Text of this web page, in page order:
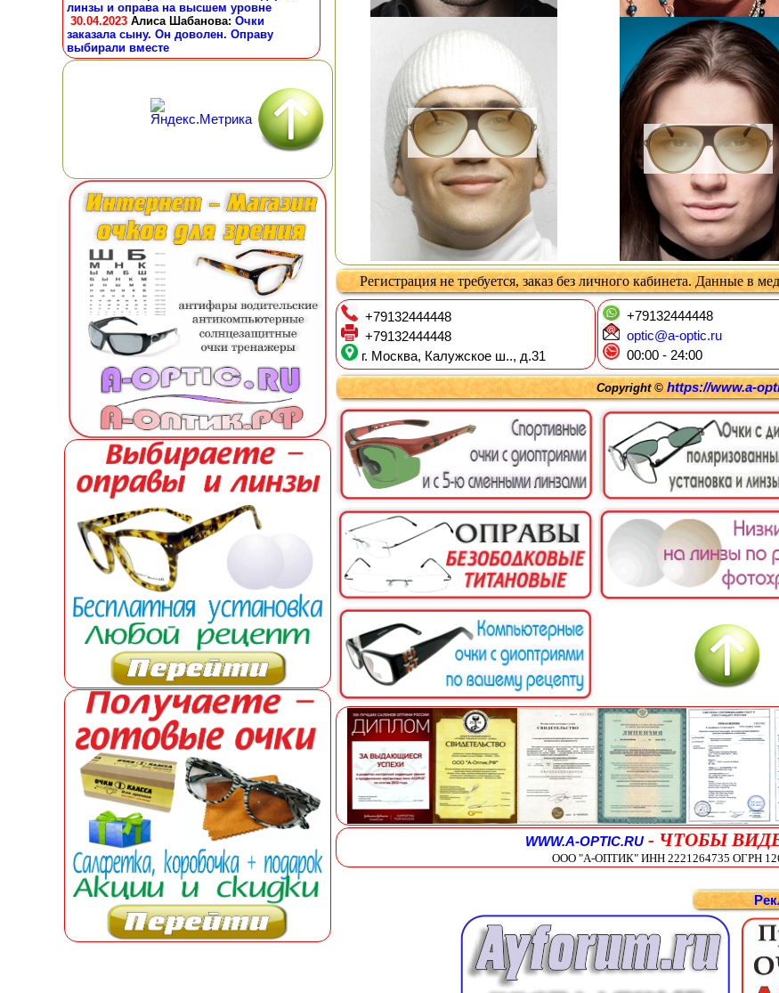
линзы и оправа на высшем уровне
30.04.2023 Алиса Шабанова: Очки
заказала сыну. Он доволен. Оправу
выбирали вместе
Регистрация не требуется, заказ без личного кабинета. Данные в
+79132444448
+79132444448
г. Москва, Калужское ш.., д.31
+79132444448
optic@a-optic.ru
00:00 - 24:00
Copyright © https://www.a-
WWW.A-OPTIC.RU - ЧТОБЫ
ООО "А-ОПТИК" ИНН 2221264735 ОГРН